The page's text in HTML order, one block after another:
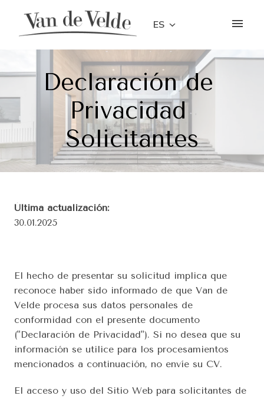
contenido
Inicio ES
Declaración de
Privacidad
Solicitantes
30.01.2025
El hecho de presentar su solicitud implica que
reconoce haber sido informado de que Van de
Velde procesa sus datos personales de
conformidad con el presente documento
("Declaración de Privacidad"). Si no desea que su
información se utilice para los procesamientos
mencionados a continuación, no envíe su CV.
El acceso y uso del Sitio Web para solicitantes de